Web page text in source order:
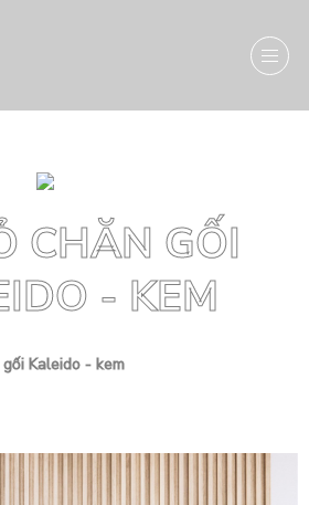
CHĂN GỐI
- KEM
Kaleido - kem